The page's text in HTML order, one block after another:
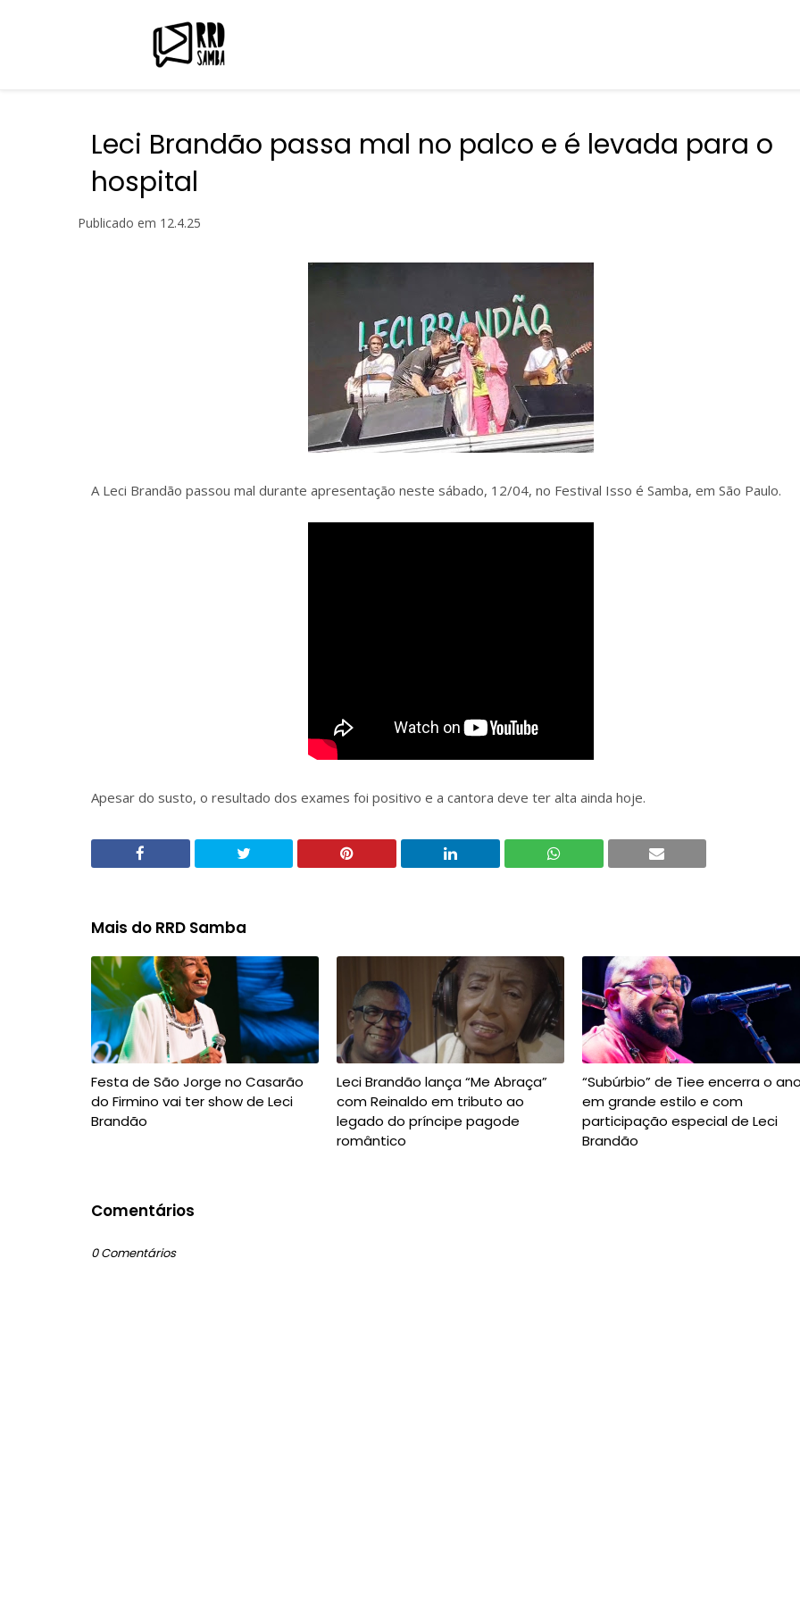
Leci Brandão passa mal no palco e é levada para o
hospital
Publicado em 12.4.25
A Leci Brandão passou mal durante apresentação neste sábado, 12/04, no Festival Isso é Samba, em São Paulo.
Apesar do susto, o resultado dos exames foi positivo e a cantora deve ter alta ainda hoje.
Mais do RRD Samba
Festa de São Jorge no Casarão
do Firmino vai ter show de Leci
Brandão
Leci Brandão lança “Me Abraça”
com Reinaldo em tributo ao
legado do príncipe pagode
romântico
“Subúrbio” de Tiee encerra o
em grande estilo e com
participação especial de Leci
Brandão
Comentários
0 Comentários